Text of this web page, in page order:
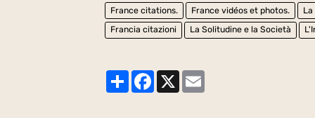
France citations. France vidéos et photos.
Francia citazioni
La Solitudine e la Società
PartagerFacebook
X